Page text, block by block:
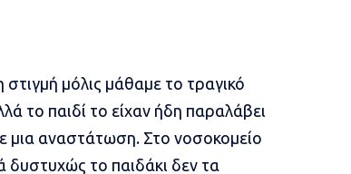
μόλις μάθαμε το τραγικό
το παιδί το είχαν ήδη παραλάβει
μια αναστάτωση. Στο νοσοκομείο
δυστυχώς το παιδάκι δεν τα